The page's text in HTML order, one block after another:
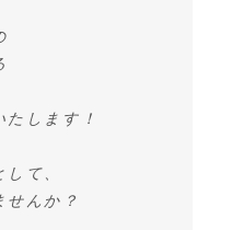
たします！
て、
せんか？